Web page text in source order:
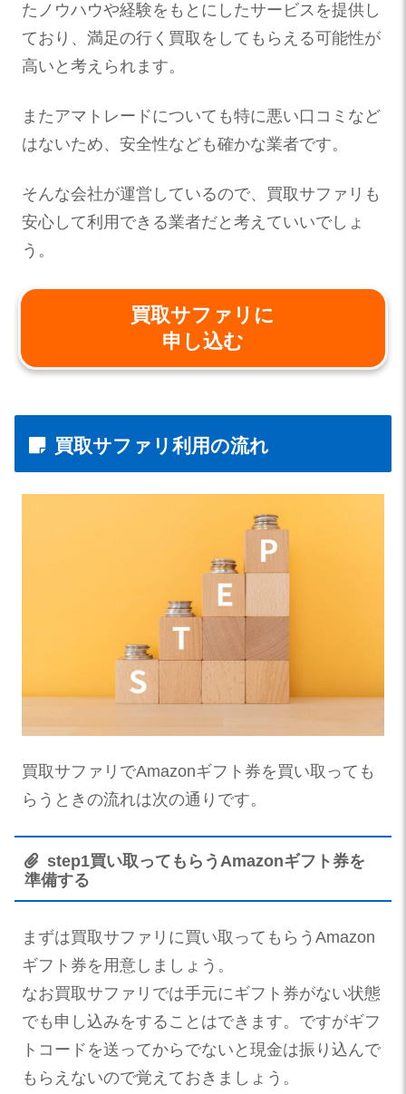
たノウハウや経験をもとにしたサービスを提供し
ており、満足の行く買取をしてもらえる可能性が
高いと考えられます。
またアマトレードについても特に悪い口コミなど
はないため、安全性なども確かな業者です。
そんな会社が運営しているので、買取サファリも
安心して利用できる業者だと考えていいでしょ
う。
買取サファリに
申し込む
買取サファリ利用の流れ
買取サファリでAmazonギフト券を買い取っても
らうときの流れは次の通りです。
step1買い取ってもらうAmazonギフト券を
準備する
まずは買取サファリに買い取ってもらうAmazon
ギフト券を用意しましょう。
なお買取サファリでは手元にギフト券がない状態
でも申し込みをすることはできます。ですがギフ
トコードを送ってからでないと現金は振り込んで
もらえないので覚えておきましょう。